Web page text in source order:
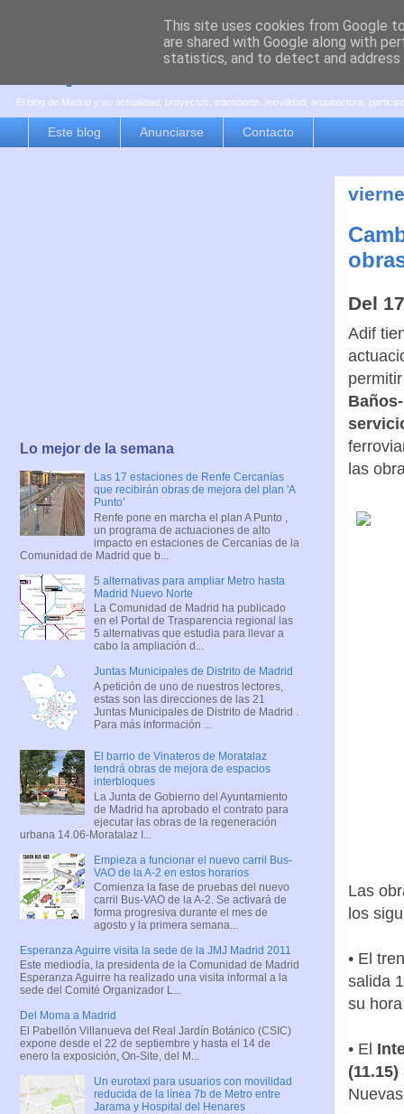
es por madrid
El blog de Madrid y su actualidad, proyectos, transporte, movilidad, arquitectura,
Este blog Anunciarse Contacto
Del
Adif
las
Las
los
• El
salida
su
• El
(11.15)
Lo mejor de la semana
Las 17 estaciones de Renfe Cercanías
que recibirán obras de mejora del plan 'A
Punto'
Renfe pone en marcha el plan A Punto ,
un programa de actuaciones de alto
impacto en estaciones de Cercanías de la
Comunidad de Madrid que b...
5 alternativas para ampliar Metro hasta
Madrid Nuevo Norte
La Comunidad de Madrid ha publicado
en el Portal de Trasparencia regional las
5 alternativas que estudia para llevar a
cabo la ampliación d...
Juntas Municipales de Distrito de Madrid
A petición de uno de nuestros lectores,
estas son las direcciones de las 21
Juntas Municipales de Distrito de Madrid .
Para más información ...
El barrio de Vinateros de Moratalaz
tendrá obras de mejora de espacios
interbloques
La Junta de Gobierno del Ayuntamiento
de Madrid ha aprobado el contrato para
ejecutar las obras de la regeneración
urbana 14.06-Moratalaz I...
Empieza a funcionar el nuevo carril Bus-
VAO de la A-2 en estos horarios
Comienza la fase de pruebas del nuevo
carril Bus-VAO de la A-2. Se activará de
forma progresiva durante el mes de
agosto y la primera semana...
Esperanza Aguirre visita la sede de la JMJ Madrid 2011
Este mediodía, la presidenta de la Comunidad de Madrid
Esperanza Aguirre ha realizado una visita informal a la
sede del Comité Organizador L...
Del Moma a Madrid
El Pabellón Villanueva del Real Jardín Botánico (CSIC)
expone desde el 22 de septiembre y hasta el 14 de
enero la exposición, On-Site, del M...
Un eurotaxi para usuarios con movilidad
reducida de la línea 7b de Metro entre
Jarama y Hospital del Henares
This site uses cookies from Google
are shared with Google along with
statistics, and to detect and address